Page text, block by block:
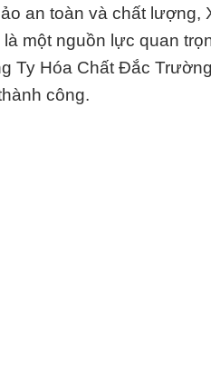
an toàn và chất lượng,
một nguồn lực quan
Ty Hóa Chất Đắc
công.